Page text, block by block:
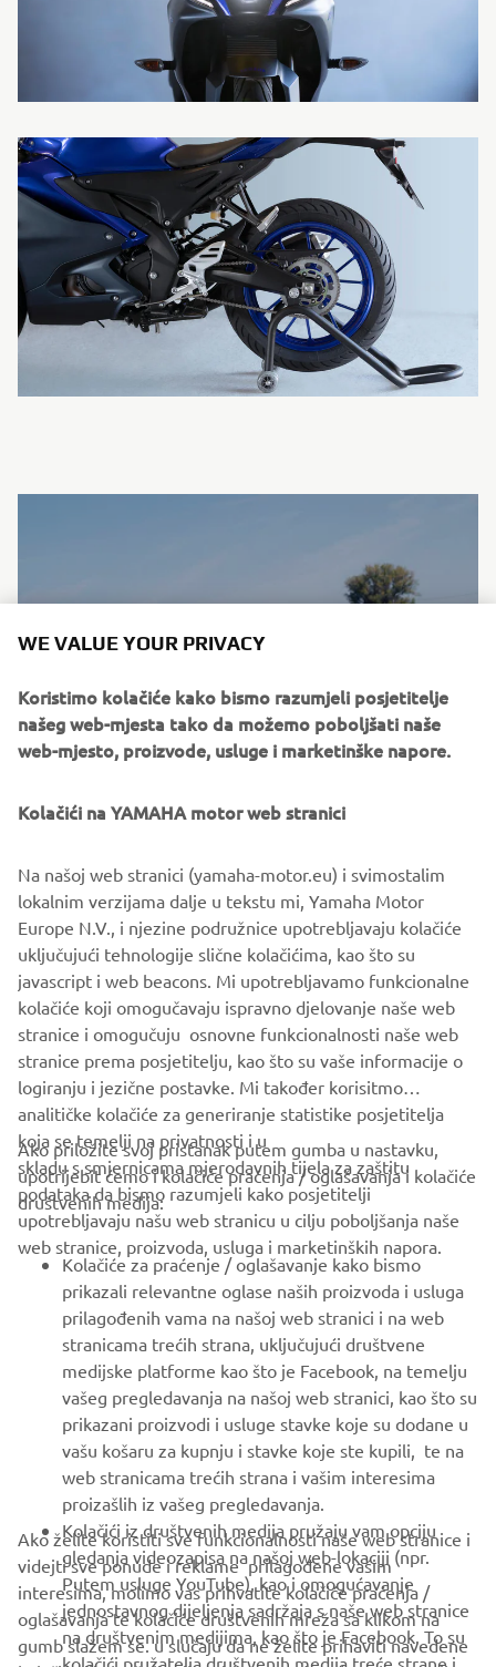
⠀
SAZNAJTE VIŠE
CORPORATE
FOR BUSINESS
MORE YAMAHA
SUPPORT
BILTEN
Budite prvi koji će saznati o najnovijim ponudama, posebnim
događajima, novim izdanjima i još mnogo toga
PRETPLATITE SE
WE VALUE YOUR PRIVACY
Koristimo kolačiće kako bismo razumjeli posjetitelje
našeg web-mjesta tako da možemo poboljšati naše
web-mjesto, proizvode, usluge i marketinške napore.
Kolačići na YAMAHA motor web stranici
Na našoj web stranici (yamaha-motor.eu) i svimostalim
lokalnim verzijama dalje u tekstu mi, Yamaha Motor
Europe N.V., i njezine podružnice upotrebljavaju kolačiće
uključujući tehnologije slične kolačićima, kao što su
javascript i web beacons. Mi upotrebljavamo funkcionalne
kolačiće koji omogučavaju ispravno djelovanje naše web
stranice i omogučuju osnovne funkcionalnosti naše web
stranice prema posjetitelju, kao što su vaše informacije o
logiranju i jezične postavke. Mi također korisitmo
analitičke kolačiće za generiranje statistike posjetitelja
koja se temelji na privatnosti i u
skladu s smjernicama mjerodavnih tijela za zaštitu
podataka da bismo razumjeli kako posjetitelji
upotrebljavaju našu web stranicu u cilju poboljšanja naše
web stranice, proizvoda, usluga i marketinških napora.
Ako priložite svoj pristanak putem gumba u nastavku,
upotrijebit ćemo i kolačiće praćenja / oglašavanja i kolačiće
društvenih medija:
Kolačiće za praćenje / oglašavanje kako bismo
prikazali relevantne oglase naših proizvoda i usluga
prilagođenih vama na našoj web stranici i na web
stranicama trećih strana, uključujući društvene
medijske platforme kao što je Facebook, na temelju
vašeg pregledavanja na našoj web stranici, kao što su
prikazani proizvodi i usluge stavke koje su dodane u
vašu košaru za kupnju i stavke koje ste kupili, te na
web stranicama trećih strana i vašim interesima
proizašlih iz vašeg pregledavanja.
Kolačići iz društvenih medija pružaju vam opciju
gledanja videozapisa na našoj web-lokaciji (npr.
Putem usluge YouTube), kao i omogućavanje
jednostavnog dijeljenja sadržaja s naše web stranice
na društvenim medijima, kao što je Facebook. To su
kolačići pružatelja društvenih medija treće strane i
Ako želite koristiti sve funkcionalnosti naše web stranice i
videjti sve ponude i reklame prilagođene vašim
interesima, molimo vas prihvatite kolačiće praćenja /
oglašavanja te kolačiće društvenih mreža sa klikom na
gumb slažem se. u slučaju da ne želite prihaviti navedene